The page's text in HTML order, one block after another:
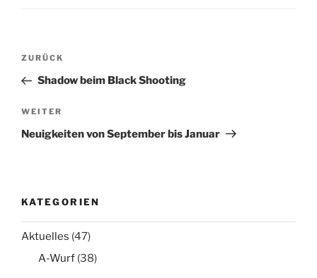
Beitragsnavigation
Vorheriger
Beitrag
ZURÜCK
Shadow beim Black Shooting
Nächster
Beitrag
WEITER
Neuigkeiten von September bis Januar
KATEGORIEN
Aktuelles (47)
A-Wurf (38)